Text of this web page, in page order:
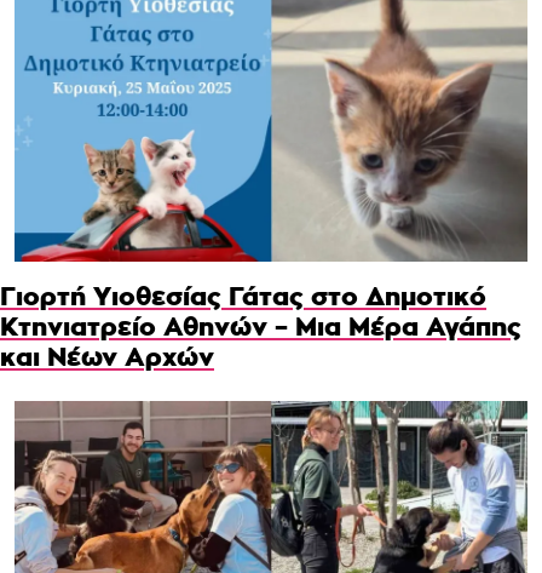
Γιορτή Υιοθεσίας Γάτας στο Δημοτικό
Κτηνιατρείο Αθηνών – Μια Μέρα Αγάπης
και Νέων Αρχών